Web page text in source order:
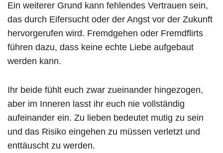
Ein weiterer Grund kann fehlendes Vertrauen sein,
das durch Eifersucht oder der Angst vor der Zukunft
hervorgerufen wird. Fremdgehen oder Fremdflirts
führen dazu, dass keine echte Liebe aufgebaut
werden kann.
Ihr beide fühlt euch zwar zueinander hingezogen,
aber im Inneren lasst ihr euch nie vollständig
aufeinander ein. Zu lieben bedeutet mutig zu sein
und das Risiko eingehen zu müssen verletzt und
enttäuscht zu werden.